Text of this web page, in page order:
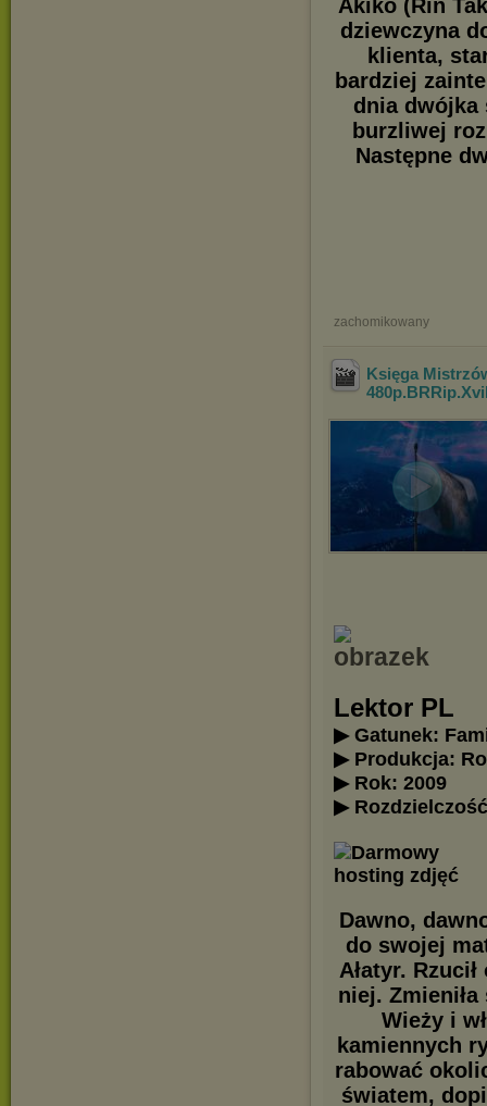
Akiko (Rin
dziewczyna
klienta,
bardziej
dnia dwójka
burzliwej
Następne
zachomikowany
Księga
Lektor PL
▶ Gatunek:
▶ Produkcja:
▶ Rok: 2009
▶
Dawno,
do swojej
Ałatyr.
niej.
Wieży i
kamiennych
rabować
światem,